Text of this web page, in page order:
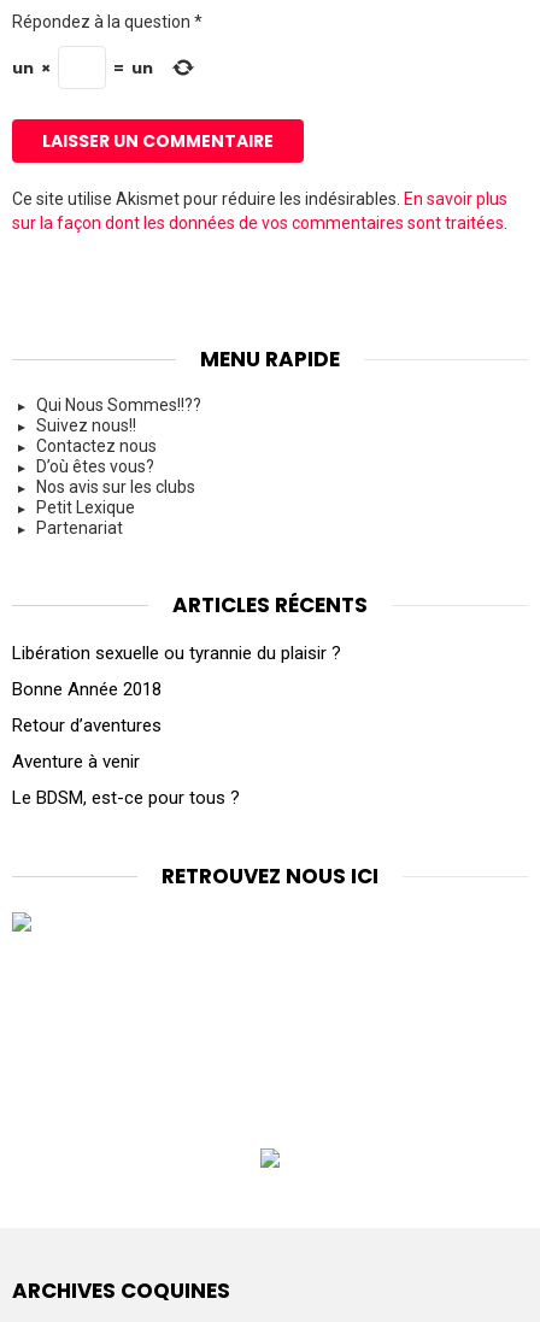
e
w
b
Répondez à la question *
un × = un
Ce site utilise Akismet pour réduire les indésirables. En savoir plus
sur la façon dont les données de vos commentaires sont traitées
MENU RAPIDE
Qui Nous Sommes!!??
Suivez nous!!
Contactez nous
D’où êtes vous?
Nos avis sur les clubs
Petit Lexique
Partenariat
ARTICLES RÉCENTS
Libération sexuelle ou tyrannie du plaisir ?
Bonne Année 2018
Retour d’aventures
Aventure à venir
Le BDSM, est-ce pour tous ?
RETROUVEZ NOUS ICI
ARCHIVES COQUINES